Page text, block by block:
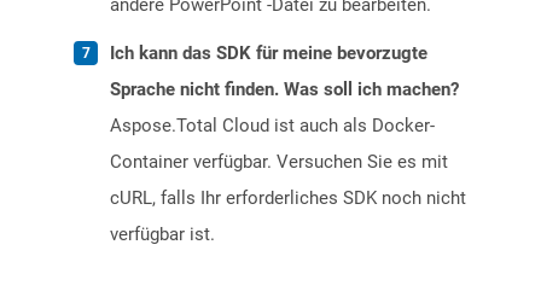
andere PowerPoint -Datei zu bearbeiten.
Ich kann das SDK für meine bevorzugte
Sprache nicht finden. Was soll ich machen?
Aspose.Total Cloud ist auch als Docker-
Container verfügbar. Versuchen Sie es mit
cURL, falls Ihr erforderliches SDK noch nicht
verfügbar ist.